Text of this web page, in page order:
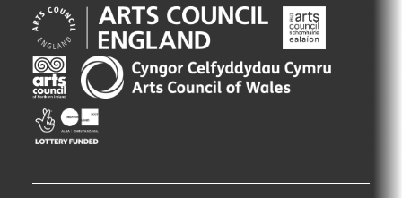
Arts
Council
England
Opens
in
new
window
Arts
Council
Northern
Ireland
Creative
Scotland
Opens
in
Arts
Council
of
Wales
Opens
in